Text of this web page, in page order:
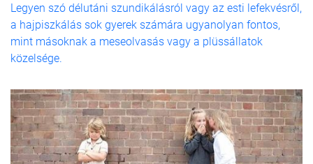
Legyen szó délutáni szundikálásról vagy az esti lefekvésről,
a hajpiszkálás sok gyerek számára ugyanolyan fontos,
mint másoknak a meseolvasás vagy a plüssállatok
közelsége.